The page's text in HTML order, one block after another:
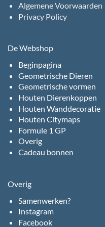
Algemene Voorwaarden
Privacy Policy
De Webshop
Beginpagina
Geometrische Dieren
Geometrische vormen
Houten Dierenkoppen
Houten Wanddecoratie
Houten Citymaps
Formule 1 GP
Overig
Cadeau bonnen
Overig
Samenwerken?
Instagram
Facebook